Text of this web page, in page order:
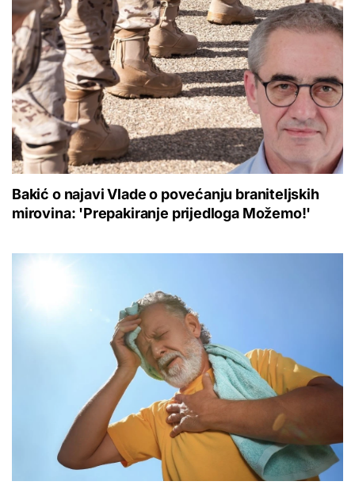
Bakić o najavi Vlade o povećanju braniteljskih
mirovina: 'Prepakiranje prijedloga Možemo!'